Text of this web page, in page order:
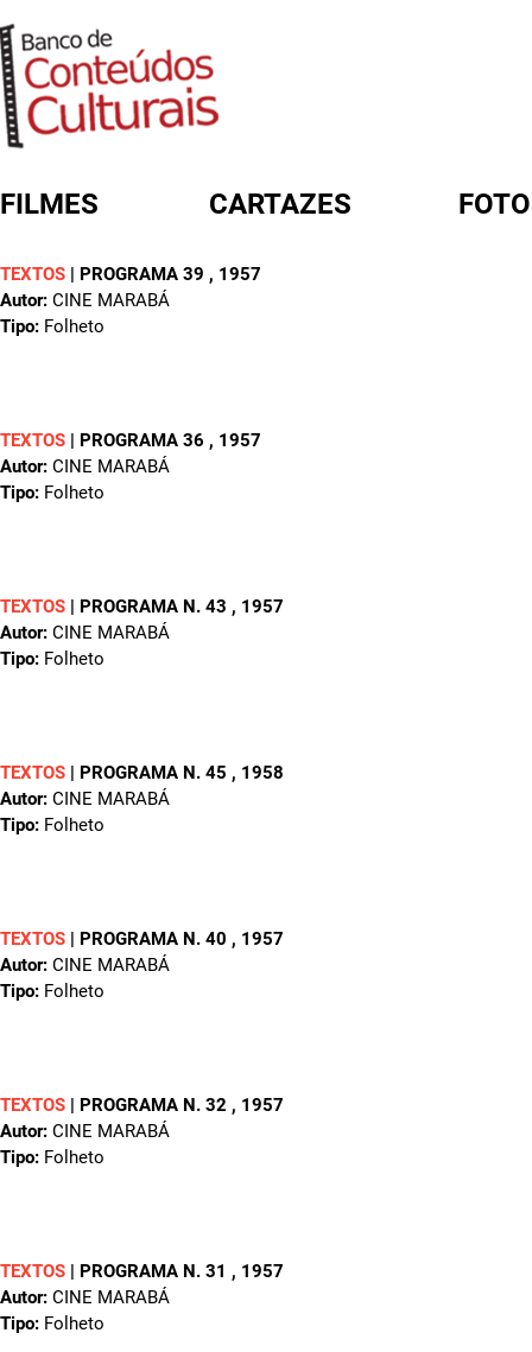
FILMES CARTAZES
TEXTOS | PROGRAMA 39 , 1957
Autor: CINE MARABÁ
Tipo: Folheto
TEXTOS | PROGRAMA 36 , 1957
Autor: CINE MARABÁ
Tipo: Folheto
TEXTOS | PROGRAMA N. 43 , 1957
Autor: CINE MARABÁ
Tipo: Folheto
TEXTOS | PROGRAMA N. 45 , 1958
Autor: CINE MARABÁ
Tipo: Folheto
TEXTOS | PROGRAMA N. 40 , 1957
Autor: CINE MARABÁ
Tipo: Folheto
TEXTOS | PROGRAMA N. 32 , 1957
Autor: CINE MARABÁ
Tipo: Folheto
TEXTOS | PROGRAMA N. 31 , 1957
Autor: CINE MARABÁ
Tipo: Folheto
FORMULÁRIO DE BUSCA